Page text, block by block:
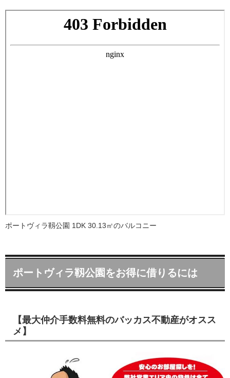
ポートヴィラ靱公園 1DK 30.13㎡のバルコニー
ポートヴィラ靱公園をお得に借りるには
【最大仲介手数料無料のバッカス不動産がオスス
メ】